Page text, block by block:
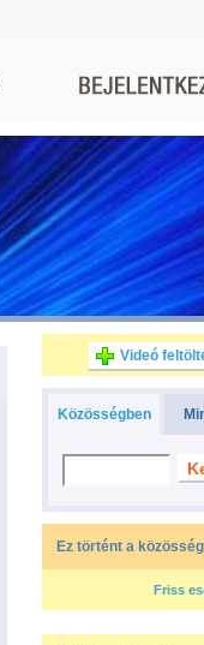
Videó
Közösségben
Ez történt a
Friss